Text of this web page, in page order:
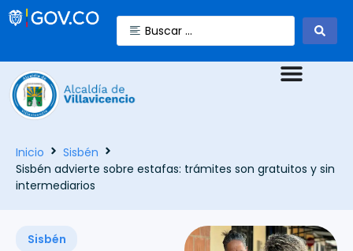
Inicio
Sisbén
Sisbén advierte sobre estafas: trámites son gratuitos y sin
intermediarios
Sisbén